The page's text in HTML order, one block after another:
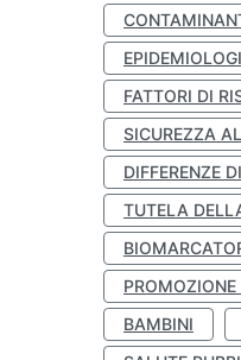
FATTORI DI
SICUREZZA
DIFFERENZE
TUTELA
BAMBINI